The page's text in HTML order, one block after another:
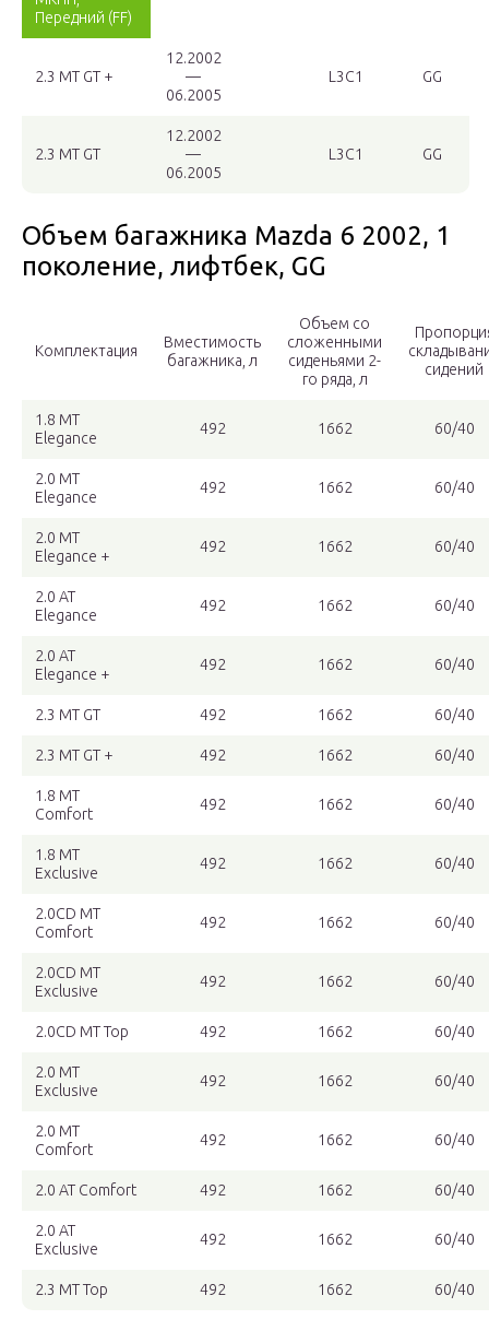
Передний (FF)
2.3 MT GT +
12.2002
—
06.2005
L3C1 GG
2.3 MT GT
12.2002
—
06.2005
L3C1 GG
Объем багажника Mazda 6 2002, 1
поколение, лифтбек, GG
Комплектация
Вместимость
багажника, л
Объем со
сложенными
сиденьями 2-
го ряда, л
сидений
1.8 MT
Elegance
492 1662 60/40
2.0 MT
Elegance
492 1662 60/40
2.0 MT
Elegance +
492 1662 60/40
2.0 AT
Elegance
492 1662 60/40
2.0 AT
Elegance +
492 1662 60/40
2.3 MT GT 492 1662 60/40
2.3 MT GT + 492 1662 60/40
1.8 MT
Comfort
492 1662 60/40
1.8 MT
Exclusive
492 1662 60/40
2.0CD MT
Comfort
492 1662 60/40
2.0CD MT
Exclusive
492 1662 60/40
2.0CD MT Top 492 1662 60/40
2.0 MT
Exclusive
492 1662 60/40
2.0 MT
Comfort
492 1662 60/40
2.0 AT Comfort 492 1662 60/40
2.0 AT
Exclusive
492 1662 60/40
2.3 MT Top 492 1662 60/40